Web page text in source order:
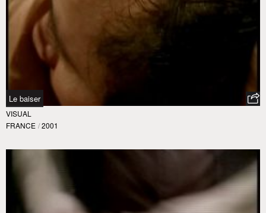
Le baiser
VISUAL
FRANCE / 2001